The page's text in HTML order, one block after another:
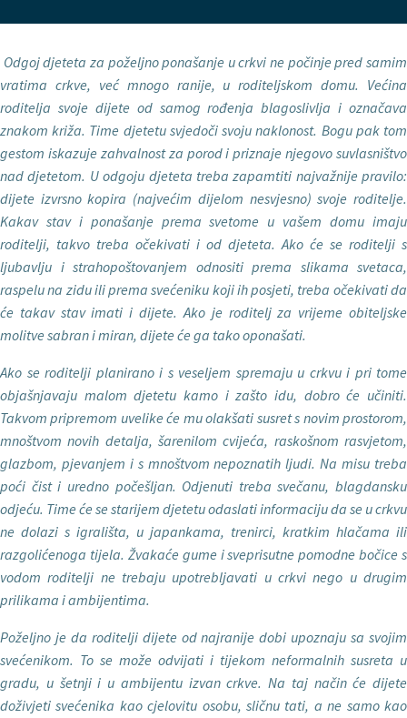
Odgoj djeteta za poželjno ponašanje u crkvi ne počinje pred samim
vratima crkve, već mnogo ranije, u roditeljskom domu. Većina
roditelja svoje dijete od samog rođenja blagoslivlja i označava
znakom križa. Time djetetu svjedoči svoju naklonost. Bogu pak tom
gestom iskazuje zahvalnost za porod i prizna­je njegovo suvlasništvo
nad djetetom. U odgoju djeteta treba zapamtiti naj­važnije pravilo:
dijete izvrsno kopira (najvećim dijelom nesvjesno) svoje ro­ditelje.
Kakav stav i ponašanje prema svetome u vašem domu imaju
roditelji, takvo treba očekivati i od djeteta. Ako će se roditelji s
ljubavlju i strahopošto­vanjem odnositi prema slikama sveta­ca,
raspelu na zidu ili prema svećeniku koji ih posjeti, treba očekivati da
će takav stav imati i dijete. Ako je roditelj za vrijeme obiteljske
molitve sabran i miran, dijete će ga tako oponašati.
Ako se roditelji planirano i s vese­ljem spremaju u crkvu i pri tome
objaš­njavaju malom djetetu kamo i zašto idu, dobro će učiniti.
Takvom pripre­mom uvelike će mu olakšati susret s novim prostorom,
mnoštvom novih detalja, šarenilom cvijeća, raskošnom rasvjetom,
glazbom, pjevanjem i s mnoštvom nepoznatih ljudi. Na misu treba
poći čist i uredno počešljan. Odjenuti treba svečanu, blagdansku
odjeću. Time će se starijem djetetu odaslati informaciju da se u crkvu
ne dolazi s igrališta, u japankama, tre­nirci, kratkim hlačama ili
razgolićenoga tijela. Žvakaće gume i sveprisut­ne pomodne bočice s
vodom roditelji ne trebaju upotrebljavati u crkvi nego u drugim
prilikama i ambijentima.
Poželjno je da roditelji dijete od naj­ranije dobi upoznaju sa svojim
svećenikom. To se može odvijati i tijekom neformalnih susreta u
gradu, u šetnji i u ambijentu izvan crkve. Na taj način će dijete
doživjeti svećenika kao cjelovitu osobu, sličnu tati, a ne samo kao